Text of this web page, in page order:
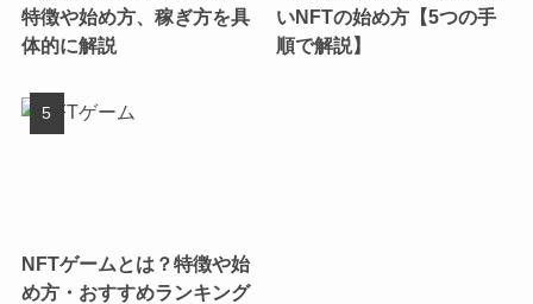
特徴や始め方、稼ぎ方を具
体的に解説
いNFTの始め方【5つの手
順で解説】
NFTゲームとは？特徴や始
め方・おすすめランキング